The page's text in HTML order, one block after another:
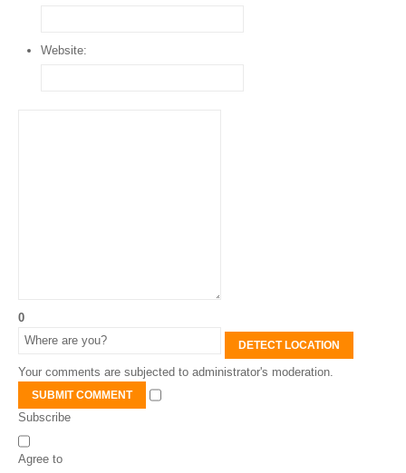
Website:
0
DETECT LOCATION
Your comments are subjected to administrator's moderation.
SUBMIT COMMENT
Subscribe
Agree to